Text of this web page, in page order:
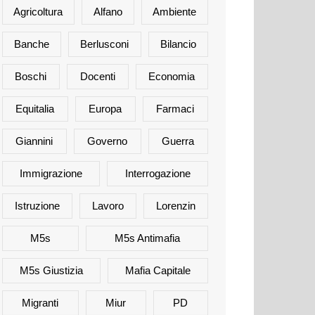
Agricoltura Alfano Ambiente
Banche Berlusconi Bilancio
Boschi Docenti Economia
Equitalia Europa Farmaci
Giannini Governo Guerra
Immigrazione Interrogazione
Istruzione Lavoro Lorenzin
M5s M5s Antimafia
M5s Giustizia Mafia Capitale
Migranti Miur PD